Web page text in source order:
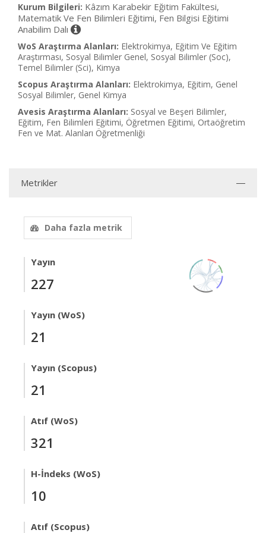
Kurum Bilgileri: Kâzım Karabekir Eğitim Fakültesi,
Matematik Ve Fen Bilimleri Eğitimi, Fen Bilgisi Eğitimi
Anabilim Dalı
WoS Araştırma Alanları: Elektrokimya, Eğitim Ve Eğitim
Araştırması, Sosyal Bilimler Genel, Sosyal Bilimler (Soc),
Temel Bilimler (Sci), Kimya
Scopus Araştırma Alanları: Elektrokimya, Eğitim, Genel
Sosyal Bilimler, Genel Kimya
Avesis Araştırma Alanları: Sosyal ve Beşeri Bilimler,
Eğitim, Fen Bilimleri Eğitimi, Öğretmen Eğitimi, Ortaöğretim
Fen ve Mat. Alanları Öğretmenliği
Metrikler
Daha fazla metrik
Yayın
227
Yayın (WoS)
21
Yayın (Scopus)
21
Atıf (WoS)
321
H-İndeks (WoS)
10
Atıf (Scopus)